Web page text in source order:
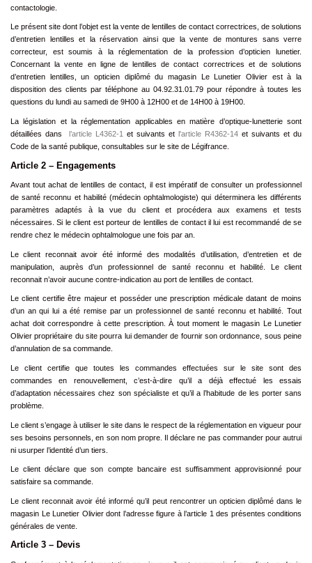
contactologie.
Le présent site dont l’objet est la vente de lentilles de contact correctrices, de solutions
d’entretien lentilles et la réservation ainsi que la vente de montures sans verre
correcteur, est soumis à la réglementation de la profession d’opticien lunetier.
Concernant la vente en ligne de lentilles de contact correctrices et de solutions
d’entretien lentilles, un opticien diplômé du magasin Le Lunetier Olivier est à la
disposition des clients par téléphone au 04.92.31.01.79 pour répondre à toutes les
questions du lundi au samedi de 9H00 à 12H00 et de 14H00 à 19H00.
La législation et la réglementation applicables en matière d’optique-lunetterie sont
détaillées dans l’article L4362-1 et suivants et l'article R4362-14 et suivants et du
Code de la santé publique, consultables sur le site de Légifrance.
Article 2 – Engagements
Avant tout achat de lentilles de contact, il est impératif de consulter un professionnel
de santé reconnu et habilité (médecin ophtalmologiste) qui déterminera les différents
paramètres adaptés à la vue du client et procédera aux examens et tests
nécessaires. Si le client est porteur de lentilles de contact il lui est recommandé de se
rendre chez le médecin ophtalmologue une fois par an.
Le client reconnait avoir été informé des modalités d’utilisation, d’entretien et de
manipulation, auprès d’un professionnel de santé reconnu et habilité. Le client
reconnait n’avoir aucune contre-indication au port de lentilles de contact.
Le client certifie être majeur et posséder une prescription médicale datant de moins
d’un an qui lui a été remise par un professionnel de santé reconnu et habilité. Tout
achat doit correspondre à cette prescription. À tout moment le magasin Le Lunetier
Olivier propriétaire du site pourra lui demander de fournir son ordonnance, sous peine
d’annulation de sa commande.
Le client certifie que toutes les commandes effectuées sur le site sont des
commandes en renouvellement, c’est-à-dire qu’il a déjà effectué les essais
d’adaptation nécessaires chez son spécialiste et qu’il a l’habitude de les porter sans
problème.
Le client s’engage à utiliser le site dans le respect de la réglementation en vigueur pour
ses besoins personnels, en son nom propre. Il déclare ne pas commander pour autrui
ni usurper l’identité d’un tiers.
Le client déclare que son compte bancaire est suffisamment approvisionné pour
satisfaire sa commande.
Le client reconnait avoir été informé qu’il peut rencontrer un opticien diplômé dans le
magasin Le Lunetier Olivier dont l’adresse figure à l’article 1 des présentes conditions
générales de vente.
Article 3 – Devis